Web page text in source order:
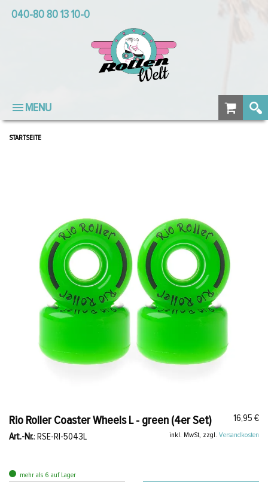
040-80 80 13 10-0
MENU
STARTSEITE
Rio Roller Coaster Wheels L - green (4er Set)
16,95 €
Art.-Nr.: RSE-RI-5043L inkl. MwSt, zzgl. Versandkosten
mehr als 6 auf Lager